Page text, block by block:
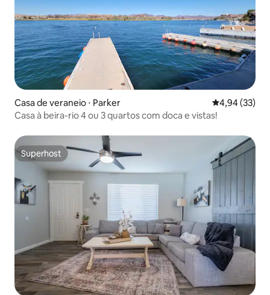
Casa de veraneio ⋅ Parker 4,94 de uma
4,94 (33)
Casa à beira-rio 4 ou 3 quartos com doca e vistas!
Superhost
Superhost